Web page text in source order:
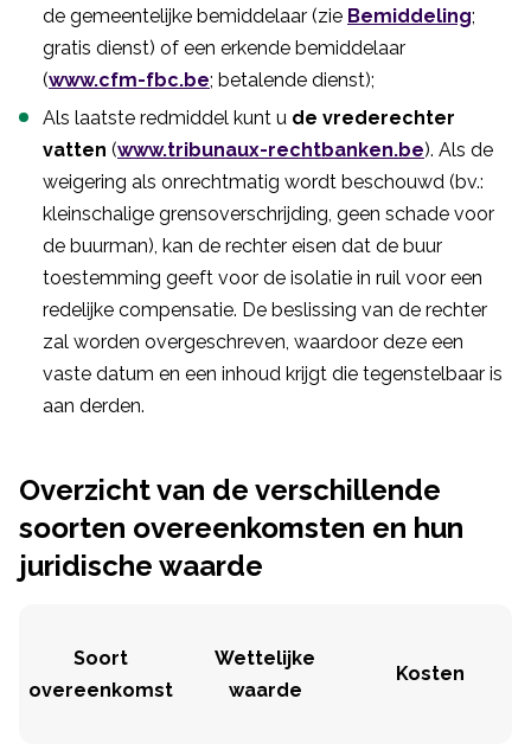
de gemeentelijke bemiddelaar (zie Bemiddeling;
gratis dienst) of een erkende bemiddelaar
(www.cfm-fbc.be; betalende dienst);
Als laatste redmiddel kunt u de vrederechter
vatten (www.tribunaux-rechtbanken.be). Als de
weigering als onrechtmatig wordt beschouwd (bv.:
kleinschalige grensoverschrijding, geen schade voor
de buurman), kan de rechter eisen dat de buur
toestemming geeft voor de isolatie in ruil voor een
redelijke compensatie. De beslissing van de rechter
zal worden overgeschreven, waardoor deze een
vaste datum en een inhoud krijgt die tegenstelbaar is
aan derden.
Overzicht van de verschillende
soorten overeenkomsten en hun
juridische waarde
Soort
overeenkomst
Wettelijke
waarde
Kosten